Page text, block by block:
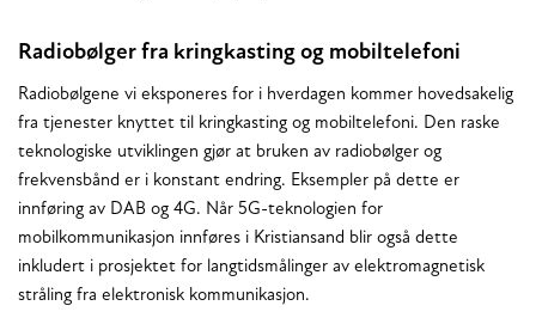
Radiobølger fra kringkasting og mobiltelefoni
Radiobølgene vi eksponeres for i hverdagen kommer hovedsakelig
fra tjenester knyttet til kringkasting og mobiltelefoni. Den raske
teknologiske utviklingen gjør at bruken av radiobølger og
frekvensbånd er i konstant endring. Eksempler på dette er
innføring av DAB og 4G. Når 5G-teknologien for
mobilkommunikasjon innføres i Kristiansand blir også dette
inkludert i prosjektet for langtidsmålinger av elektromagnetisk
stråling fra elektronisk kommunikasjon.